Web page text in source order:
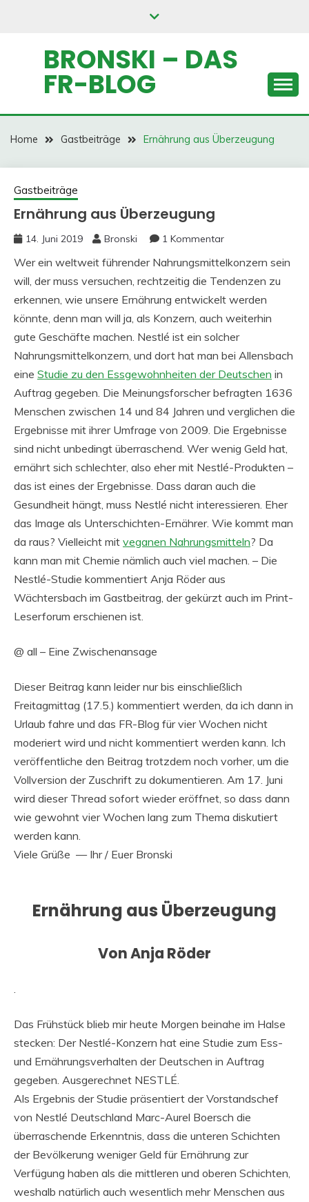
BRONSKI – DAS
FR-BLOG
Home Gastbeiträge Ernährung aus Überzeugung
Gastbeiträge
Ernährung aus Überzeugung
14. Juni 2019 Bronski 1 Kommentar
Wer ein weltweit führender Nahrungsmittelkonzern sein
will, der muss versuchen, rechtzeitig die Tendenzen zu
erkennen, wie unsere Ernährung entwickelt werden
könnte, denn man will ja, als Konzern, auch weiterhin
gute Geschäfte machen. Nestlé ist ein solcher
Nahrungsmittelkonzern, und dort hat man bei Allensbach
eine Studie zu den Essgewohnheiten der Deutschen in
Auftrag gegeben. Die Meinungsforscher befragten 1636
Menschen zwischen 14 und 84 Jahren und verglichen die
Ergebnisse mit ihrer Umfrage von 2009. Die Ergebnisse
sind nicht unbedingt überraschend. Wer wenig Geld hat,
ernährt sich schlechter, also eher mit Nestlé-Produkten –
das ist eines der Ergebnisse. Dass daran auch die
Gesundheit hängt, muss Nestlé nicht interessieren. Eher
das Image als Unterschichten-Ernährer. Wie kommt man
da raus? Vielleicht mit veganen Nahrungsmitteln? Da
kann man mit Chemie nämlich auch viel machen. – Die
Nestlé-Studie kommentiert Anja Röder aus
Wächtersbach im Gastbeitrag, der gekürzt auch im Print-
Leserforum erschienen ist.
@ all – Eine Zwischenansage
Dieser Beitrag kann leider nur bis einschließlich
Freitagmittag (17.5.) kommentiert werden, da ich dann in
Urlaub fahre und das FR-Blog für vier Wochen nicht
moderiert wird und nicht kommentiert werden kann. Ich
veröffentliche den Beitrag trotzdem noch vorher, um die
Vollversion der Zuschrift zu dokumentieren. Am 17. Juni
wird dieser Thread sofort wieder eröffnet, so dass dann
wie gewohnt vier Wochen lang zum Thema diskutiert
werden kann.
Viele Grüße — Ihr / Euer Bronski
Ernährung aus Überzeugung
Von Anja Röder
Das Frühstück blieb mir heute Morgen beinahe im Halse
stecken: Der Nestlé-Konzern hat eine Studie zum Ess-
und Ernährungsverhalten der Deutschen in Auftrag
gegeben. Ausgerechnet NESTLÉ.
Als Ergebnis der Studie präsentiert der Vorstandschef
von Nestlé Deutschland Marc-Aurel Boersch die
überraschende Erkenntnis, dass die unteren Schichten
der Bevölkerung weniger Geld für Ernährung zur
Verfügung haben als die mittleren und oberen Schichten,
weshalb natürlich auch wesentlich mehr Menschen aus